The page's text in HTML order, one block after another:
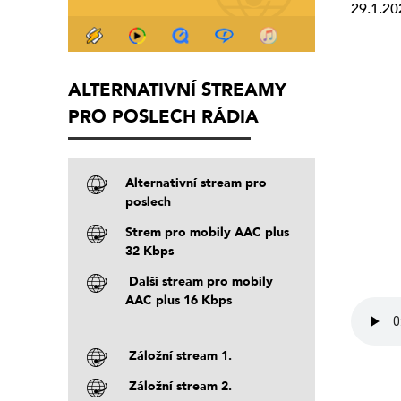
ALTERNATIVNÍ STREAMY
PRO POSLECH RÁDIA
Alternativní stream pro
poslech
Strem pro mobily AAC plus
32 Kbps
Další stream pro mobily
AAC plus 16 Kbps
Záložní stream 1.
Záložní stream 2.